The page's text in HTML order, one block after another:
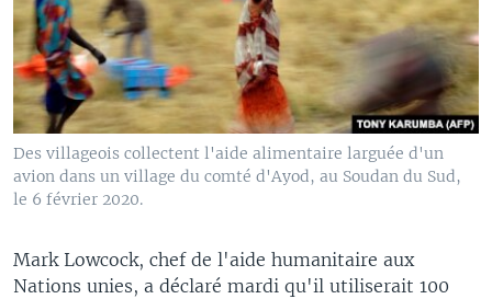
Des villageois collectent l'aide alimentaire larguée d'un
avion dans un village du comté d'Ayod, au Soudan du Sud,
le 6 février 2020.
Mark Lowcock, chef de l'aide humanitaire aux
Nations unies, a déclaré mardi qu'il utiliserait 100